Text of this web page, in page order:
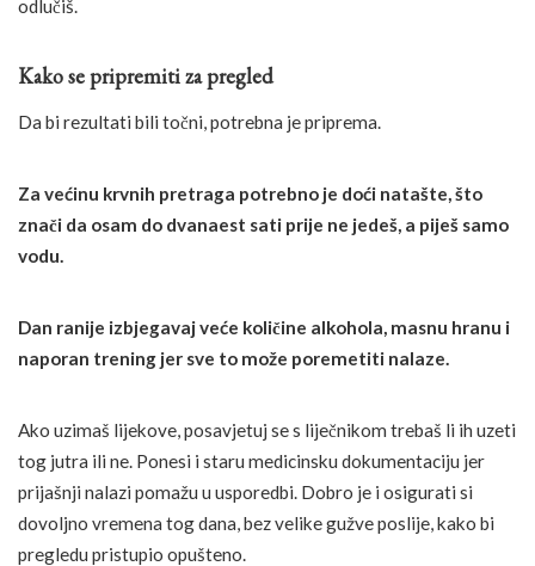
odlučiš.
Kako se pripremiti za pregled
Da bi rezultati bili točni, potrebna je priprema.
Za većinu krvnih pretraga potrebno je doći natašte, što
znači da osam do dvanaest sati prije ne jedeš, a piješ samo
vodu.
Dan ranije izbjegavaj veće količine alkohola, masnu hranu i
naporan trening jer sve to može poremetiti nalaze.
Ako uzimaš lijekove, posavjetuj se s liječnikom trebaš li ih uzeti
tog jutra ili ne. Ponesi i staru medicinsku dokumentaciju jer
prijašnji nalazi pomažu u usporedbi. Dobro je i osigurati si
dovoljno vremena tog dana, bez velike gužve poslije, kako bi
pregledu pristupio opušteno.